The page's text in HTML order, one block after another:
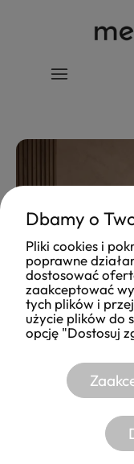
Kanapy na
Dbamy o
Pliki cookies i
poprawne
dostosować
zaakceptować
tych plików i
użycie plików do
opcję "Dostosuj